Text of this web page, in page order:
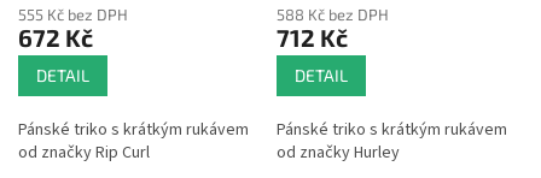
555 Kč bez DPH
672 Kč
DETAIL
Pánské triko s krátkým rukávem
od značky Rip Curl
588 Kč bez DPH
712 Kč
DETAIL
Pánské triko s krátkým rukávem
od značky Hurley